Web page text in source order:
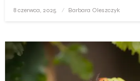
Opublikowane
8 czerwca, 2025 Barbara Oleszczyk